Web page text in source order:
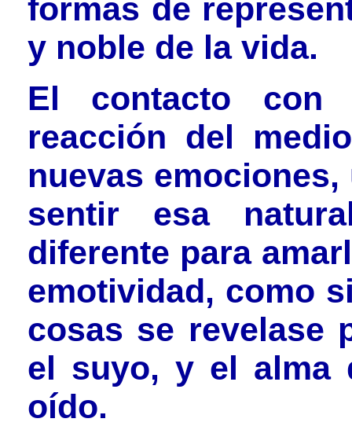
formas de
y noble de la vida.
El contacto con
reacción del
nuevas
sentir esa
diferente para
emotividad, como
cosas se revelase
el suyo, y el alma
oído.